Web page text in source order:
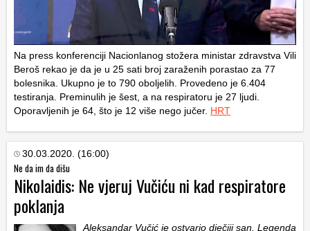
Na press konferenciji Nacionlanog stožera ministar zdravstva Vili
Beroš rekao je da je u 25 sati broj zaraženih porastao za 77
bolesnika. Ukupno je to 790 oboljelih. Provedeno je 6.404
testiranja. Preminulih je šest, a na respiratoru je 27 ljudi.
Oporavljenih je 64, što je 12 više nego jučer. HRT
30.03.2020. (16:00)
Ne da im da dišu
Nikolaidis: Ne vjeruj Vučiću ni kad respiratore
poklanja
Aleksandar Vučić je ostvario dječiji san. Legenda